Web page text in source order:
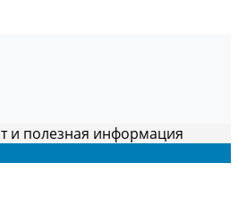
и полезная информация